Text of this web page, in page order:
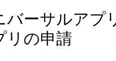
ーサルアプ
の申請